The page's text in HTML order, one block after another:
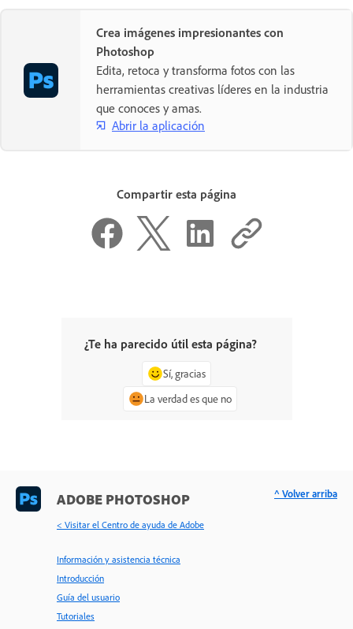
Crea imágenes impresionantes con
Photoshop
Edita, retoca y transforma fotos con las
herramientas creativas líderes en la industria
que conoces y amas.
Abrir la aplicación
Compartir esta página
¿Te ha parecido útil esta página?
Sí, gracias
La verdad es que no
ADOBE PHOTOSHOP
< Visitar el Centro de ayuda de Adobe
Información y asistencia técnica
Introducción
Guía del usuario
Tutoriales
^ Volver arriba